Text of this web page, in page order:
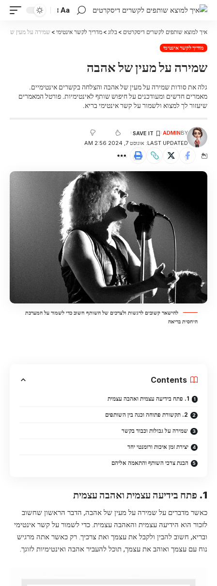
Aa
איך למוצא שותפים לקשרים דיסקרטים > בלוג > מדריך לקשר אינטימי > שמירה על מעין של
מדריך לקשר אינטימי
שמירה על מעין של אהבה
גלה את סודות שמירה על מעין של אהבה והצלחה בקשרים אינטימיים.
מאמרים חדשים ומעודכנים על חיפוש שותף לאינטימיות. פורטל המאמרים
שיעזור לך למצוא ולשמור על קשר אינטימי בריא.
LAST UPDATED: אוגוסט 7, 2024 2:56 AM
BY
ADMIN
להישאר קשובים לרגשות ולצרכים של השותף חשוב כדי לשמור על המערכת
היחסית בריאה
Contents
1. פתח בידיעה עצמית ואהבה עצמית
2. תקשורת פתוחה וכנה בין השותפים
שמירה על גבולות וכבוד בקשר
יצירת זמן איכות ורומנטי יחד
הבנת צרכי השותף והתאמה אליהם
1. פתח בידיעה עצמית ואהבה עצמית
כאשר מדברים על שמירה על מעין של אהבה, הדבר הראשון שחשוב
לזכור הוא הידיעה עצמית והאהבה עצמית. כדי לשמור על קשר אינטימי
ובריא, חשוב להבין ולקבל את עצמך ואת צרכיך. רק כאשר אתה מרגיש
נוח עם עצמך ואוהב את עצמך, תוכל להעביר אהבה ואינטימיות לזוגך.